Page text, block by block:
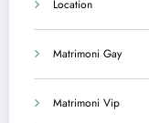
Location
Matrimoni Gay
Matrimoni Vip